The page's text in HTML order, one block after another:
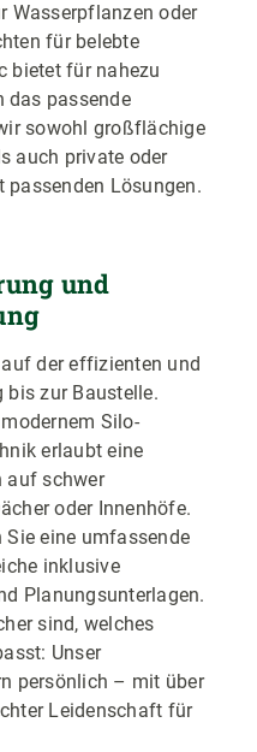
Wasserpflanzen oder
für belebte
bietet für nahezu
das passende
sowohl großflächige
auch private oder
Lösungen.
und
der effizienten und
bis zur Baustelle.
Silo-
erlaubt eine
auf schwer
oder Innenhöfe.
eine umfassende
inklusive
Planungsunterlagen.
sind, welches
Unser
persönlich – mit über
Leidenschaft für